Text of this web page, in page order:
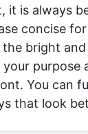
it is always
concise for
the bright
purpose
You can
that look